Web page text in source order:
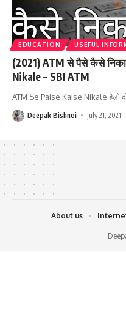
EDUCATION USEFUL
(2021) ATM से पैसे कैसे
Nikale – SBI ATM
ATM Se Paise Kaise Nikale हैलो
Deepak Bishnoi July 21, 2021
About us